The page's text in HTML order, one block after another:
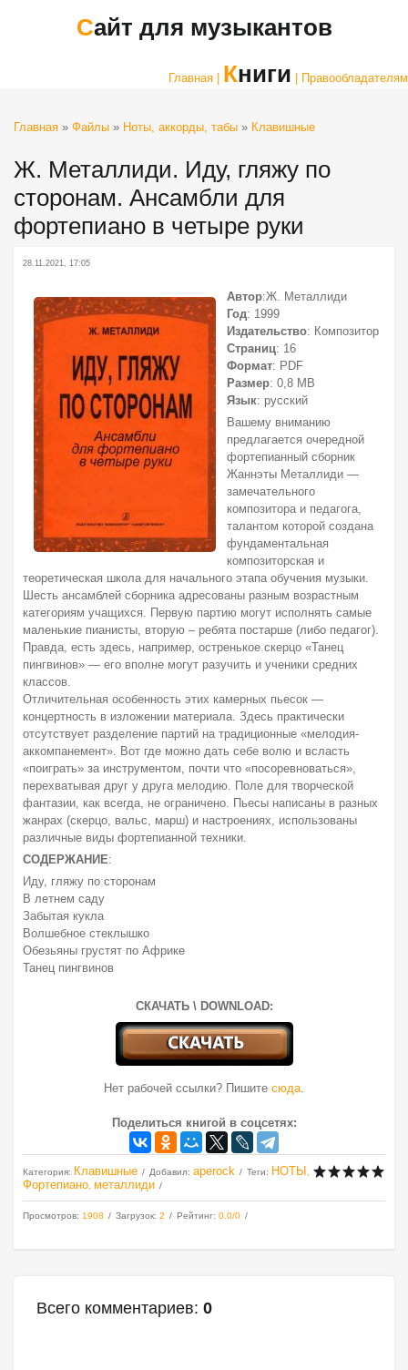
Сайт для музыкантов
Главная | Книги | Правообладателям
Главная » Файлы » Ноты, аккорды, табы » Клавишные
Ж. Металлиди. Иду, гляжу по
сторонам. Ансамбли для
фортепиано в четыре руки
28.11.2021, 17:05
Автор:Ж. Металлиди
Год: 1999
Издательство: Композитор
Страниц: 16
Формат: PDF
Размер: 0,8 МВ
Язык: русский
Вашему вниманию
предлагается очередной
фортепианный сборник
Жаннэты Металлиди —
замечательного
композитора и педагога,
талантом которой создана
фундаментальная
композиторская и
теоретическая школа для начального этапа обучения музыки.
Шесть ансамблей сборника адресованы разным возрастным
категориям учащихся. Первую партию могут исполнять самые
маленькие пианисты, вторую – ребята постарше (либо педагог).
Правда, есть здесь, например, остренькое скерцо «Танец
пингвинов» — его вполне могут разучить и ученики средних
классов.
Отличительная особенность этих камерных пьесок —
концертность в изложении материала. Здесь практически
отсутствует разделение партий на традиционные «мелодия-
аккомпанемент». Вот где можно дать себе волю и всласть
«поиграть» за инструментом, почти что «посоревноваться»,
перехватывая друг у друга мелодию. Поле для творческой
фантазии, как всегда, не ограничено. Пьесы написаны в разных
жанрах (скерцо, вальс, марш) и настроениях, использованы
различные виды фортепианной техники.
СОДЕРЖАНИЕ:
Иду, гляжу по сторонам
В летнем саду
Забытая кукла
Волшебное стеклышко
Обезьяны грустят по Африке
Танец пингвинов
СКАЧАТЬ \ DOWNLOAD:
Нет рабочей ссылки? Пишите сюда.
Поделиться книгой в соцсетях:
Категория: Клавишные Добавил: aperock Теги: НОТЫ
Фортепиано металлиди
Просмотров: 1908 Загрузок: 2 Рейтинг: 0.0/0
Всего комментариев: 0